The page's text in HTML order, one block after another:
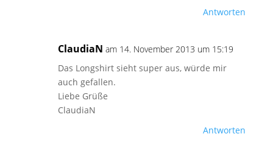
Antworten
ClaudiaN am 14. November 2013 um 15:19
Das Longshirt sieht super aus, würde mir
auch gefallen.
Liebe Grüße
ClaudiaN
Antworten